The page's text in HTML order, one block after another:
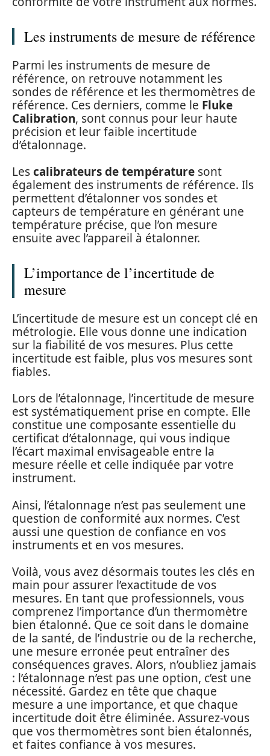
Les instruments de mesure de référence
Parmi les instruments de mesure de
référence, on retrouve notamment les
sondes de référence et les thermomètres de
référence. Ces derniers, comme le Fluke
Calibration, sont connus pour leur haute
précision et leur faible incertitude
d’étalonnage.
Lescalibrateurs de température sont
également des instruments de référence. Ils
permettent d’étalonner vos sondes et
capteurs de température en générant une
température précise, que l’on mesure
ensuite avec l’appareil à étalonner.
L’importance de l’incertitude de
mesure
L’incertitude de mesure est un concept clé en
métrologie. Elle vous donne une indication
sur la fiabilité de vos mesures. Plus cette
incertitude est faible, plus vos mesures sont
fiables.
Lors de l’étalonnage, l’incertitude de mesure
est systématiquement prise en compte. Elle
constitue une composante essentielle du
certificat d’étalonnage, qui vous indique
l’écart maximal envisageable entre la
mesure réelle et celle indiquée par votre
instrument.
Ainsi, l’étalonnage n’est pas seulement une
question de conformité aux normes. C’est
aussi une question de confiance en vos
instruments et en vos mesures.
Voilà, vous avez désormais toutes les clés en
main pour assurer l’exactitude de vos
mesures. En tant que professionnels, vous
comprenez l’importance d’un thermomètre
bien étalonné. Que ce soit dans le domaine
de la santé, de l’industrie ou de la recherche,
une mesure erronée peut entraîner des
conséquences graves. Alors, n’oubliez jamais
: l’étalonnage n’est pas une option, c’est une
nécessité. Gardez en tête que chaque
mesure a une importance, et que chaque
incertitude doit être éliminée. Assurez-vous
que vos thermomètres sont bien étalonnés,
et faites confiance à vos mesures.